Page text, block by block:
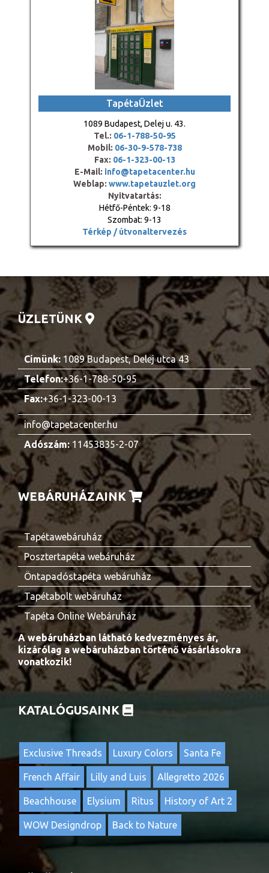
TapétaÜzlet
1089 Budapest, Delej u. 43.
Tel.: 06-1-788-50-95
Mobil: 06-30-9-578-738
Fax: 06-1-323-00-13
E-Mail: info@tapetacenter.hu
Weblap: www.tapetauzlet.org
Nyitvatartás:
Hétfő-Péntek: 9-18
Szombat: 9-13
Térkép / útvonaltervezés
ÜZLETÜNK
Címünk: 1089 Budapest, Delej utca 43
Telefon:+36-1-788-50-95
Fax:+36-1-323-00-13
info@tapetacenter.hu
Adószám:11453835-2-07
WEBÁRUHÁZAINK
Tapétawebáruház
Posztertapéta webáruház
Öntapadóstapéta webáruház
Tapétabolt webáruház
Tapéta Online Webáruház
A webáruházban látható kedvezményes ár,
kizárólag a webáruházban történő vásárlásokra
vonatkozik!
KATALÓGUSAINK
Exclusive Threads Luxury Colors Santa Fe
French Affair Lilly and Luis Allegretto 2026
Beachhouse Elysium Ritus History of Art 2
WOW Designdrop Back to Nature